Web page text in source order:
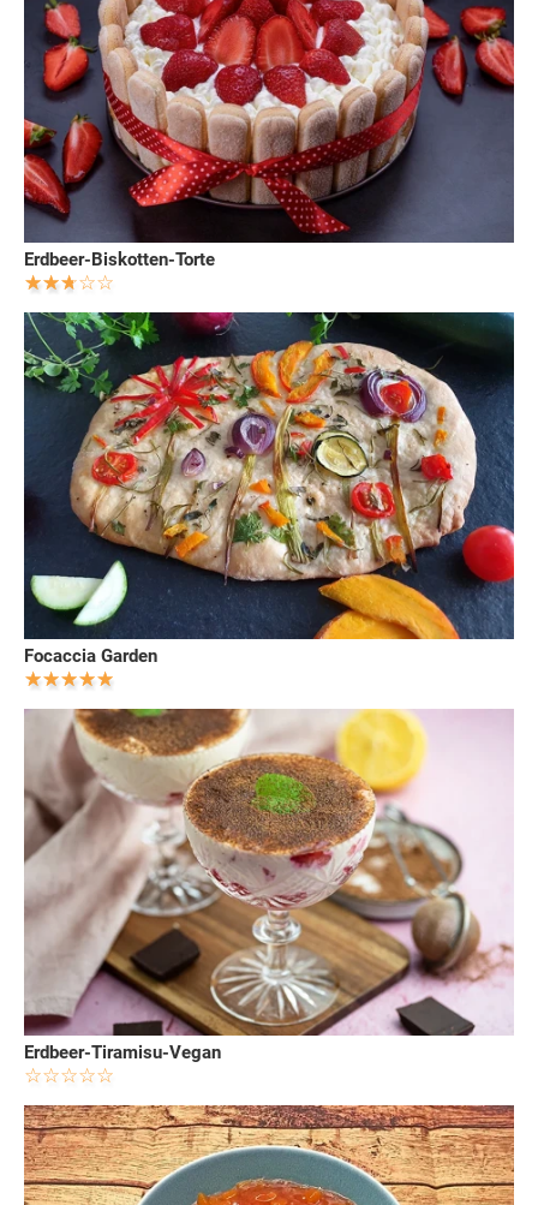
Erdbeer-Biskotten-Torte
Focaccia Garden
Erdbeer-Tiramisu-Vegan